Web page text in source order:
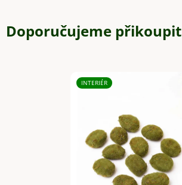
Doporučujeme přikoupit
INTERIÉR